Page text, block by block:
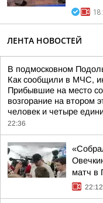
ЛЕНТА НОВОСТЕЙ
В подмосковном
Как сообщили в МЧС,
Прибывшие на место
возгорание на втором
человек и четыре
22:36
матч в
22:12